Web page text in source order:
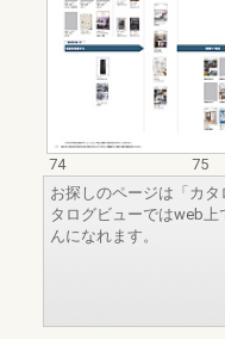
74
75
お探しのページは「カ
タログビューではweb
んになれます。